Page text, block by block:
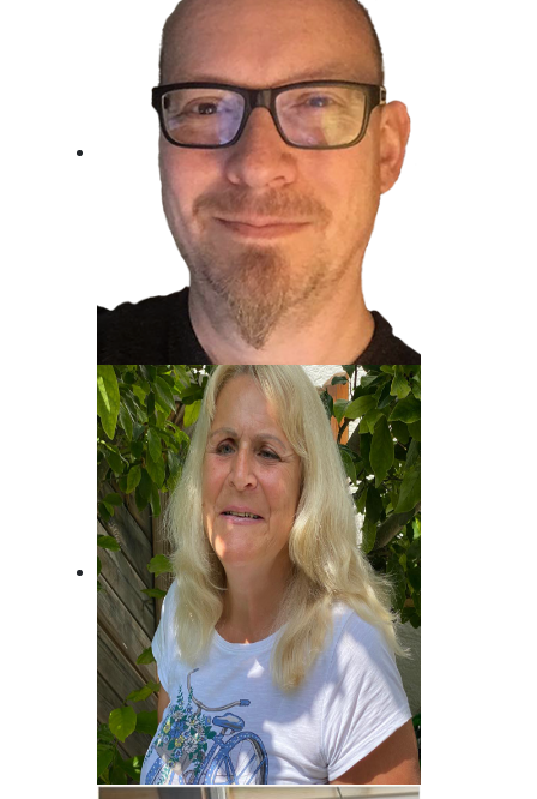
gelandet.
Jost Alpe
Unser Mann für die Charts!